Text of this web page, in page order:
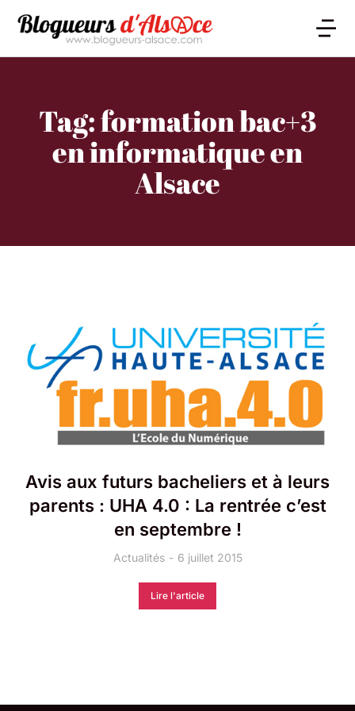
Tag: formation bac+3
en informatique en
Alsace
Avis aux futurs bacheliers et à leurs
parents : UHA 4.0 : La rentrée c’est
en septembre !
Actualités 6 juillet 2015
Lire l'article